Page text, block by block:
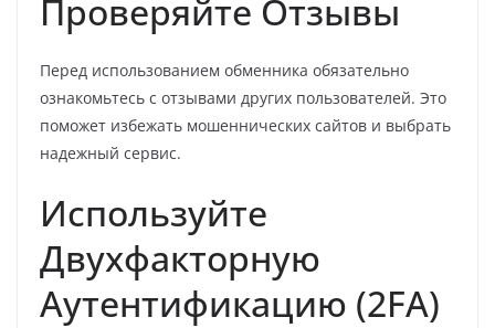
Проверяйте Отзывы
Перед использованием обменника обязательно
ознакомьтесь с отзывами других пользователей. Это
поможет избежать мошеннических сайтов и выбрать
надежный сервис.
Используйте
Двухфакторную
Аутентификацию (2FA)